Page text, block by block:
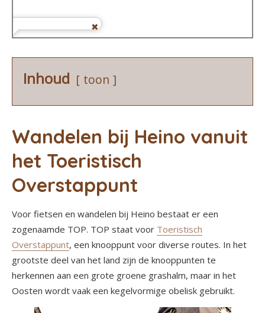
Inhoud toon
Wandelen bij Heino vanuit
het Toeristisch
Overstappunt
Voor fietsen en wandelen bij Heino bestaat er een
zogenaamde TOP. TOP staat voor Toeristisch
Overstappunt, een knooppunt voor diverse routes. In het
grootste deel van het land zijn de knooppunten te
herkennen aan een grote groene grashalm, maar in het
Oosten wordt vaak een kegelvormige obelisk gebruikt.